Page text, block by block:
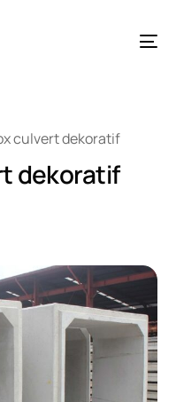
culvert dekoratif
dekoratif